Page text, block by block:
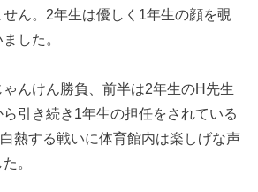
ん。2年生は優しく1年生の顔を覗
した。
んけん勝負、前半は2年生のH先生
引き続き1年生の担任をされている
熱する戦いに体育館内は楽しげな声
。